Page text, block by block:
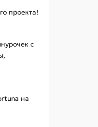
проекта!
с
на